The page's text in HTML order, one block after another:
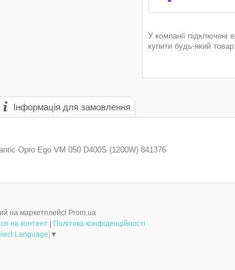
У компанії підключені
купити будь-який
Інформація для замовлення
Opro Ego VM 050 D400S (1200W) 841376
на маркетплейсі Prom.ua
на контент | Політика конфіденційності
Language ▼